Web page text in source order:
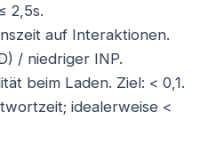
2,5s.
auf Interaktionen.
/ niedriger INP.
beim Laden. Ziel: < 0,1.
idealerweise <